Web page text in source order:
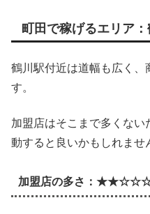
町田で稼げるエリア
鶴川駅付近は道幅も広く
す。
加盟店はそこまで多くな
動すると良いかもしれませ
加盟店の多さ：